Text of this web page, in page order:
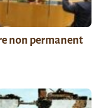
non permanent